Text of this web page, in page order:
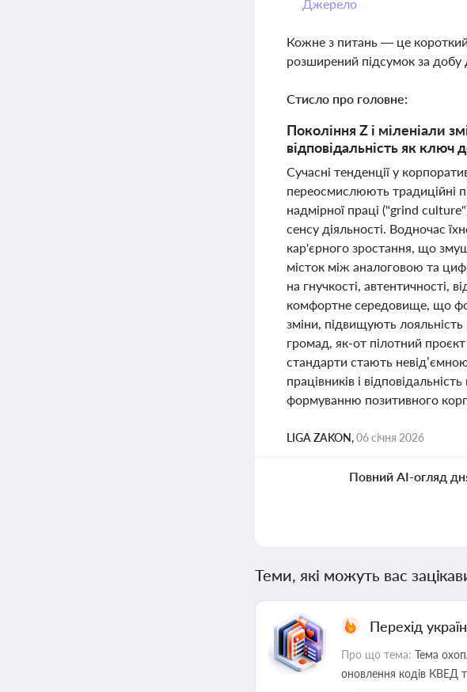
Джерело
Кожне з питань — це
розширений підсумок за добу
Стисло про головне:
Покоління Z і міленіали
відповідальність як ключ
Сучасні тенденції у
переосмислюють традиційні
надмірної праці ("grind
сенсу діяльності. Водночас
кар'єрного зростання, що
місток між аналоговою та
на гнучкості, автентичності,
комфортне середовище, що
зміни, підвищують лояльність
громад, як-от пілотний
стандарти стають
працівників і
формуванню позитивного
LIGA ZAKON,06 січня 2026
Повний AI-огляд
Теми, які можуть вас
Перехід
Про що тема: Тема
оновлення кодів КВЕД